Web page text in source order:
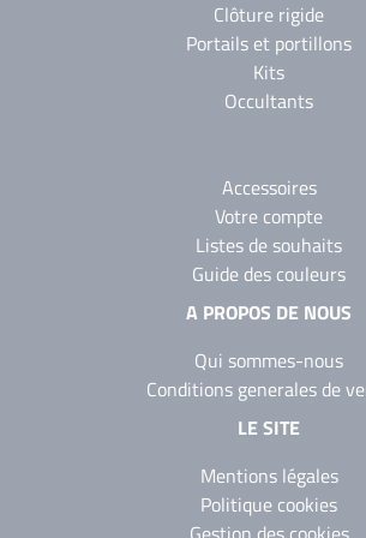
Clôture rigide
Portails et portillons
Kits
Occultants
Accessoires
Votre compte
Listes de souhaits
Guide des couleurs
A PROPOS DE NOUS
Qui sommes-nous
Conditions generales de
LE SITE
Mentions légales
Politique cookies